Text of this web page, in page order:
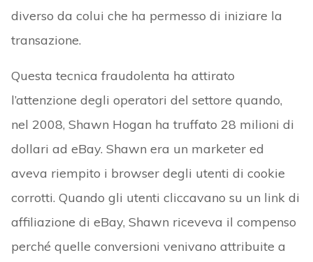
diverso da colui che ha permesso di iniziare la
transazione.
Questa tecnica fraudolenta ha attirato
l’attenzione degli operatori del settore quando,
nel 2008, Shawn Hogan ha truffato 28 milioni di
dollari ad eBay. Shawn era un marketer ed
aveva riempito i browser degli utenti di cookie
corrotti. Quando gli utenti cliccavano su un link di
affiliazione di eBay, Shawn riceveva il compenso
perché quelle conversioni venivano attribuite a